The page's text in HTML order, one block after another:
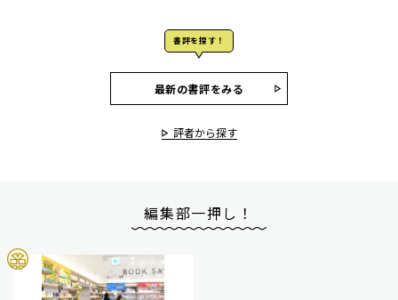
書評を探す！
最新の書評をみる
評者から探す
編集部一押し！